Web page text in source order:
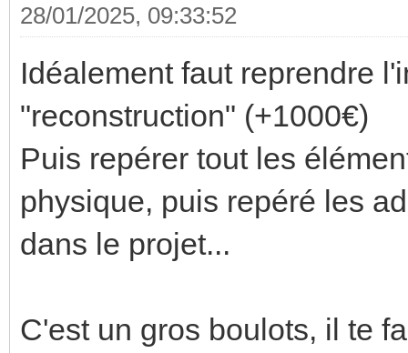
28/01/2025, 09:33:52
Idéalement faut reprendre
"reconstruction" (+1000€)
Puis repérer tout les
physique, puis repéré les
dans le projet...
C'est un gros boulots, il te